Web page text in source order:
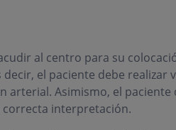
al centro para su
el paciente debe realizar
arterial. Asimismo, el
interpretación.